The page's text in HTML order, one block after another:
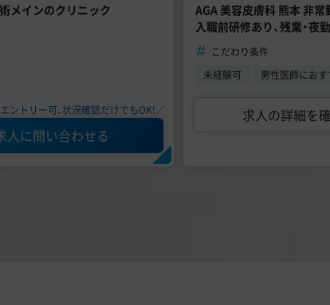
メインのクリニック
ントリー可、状況確認だけでもOK!／
人に問い合わせる
AGA 美容皮膚科 熊本 非常
入職前研修あり、残業・夜
こだわり条件
未経験可
男性医師におす
求人の詳細を